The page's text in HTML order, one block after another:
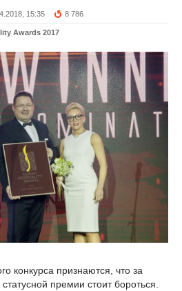
15:35 8 786
Awards 2017
конкурса признаются, что за
премии стоит бороться.